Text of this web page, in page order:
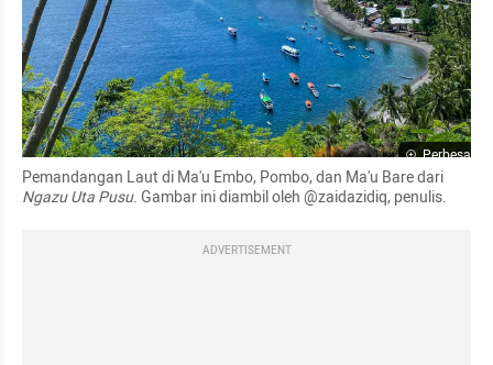
Perbesar
Ngazu Uta Pusu. Gambar ini diambil oleh @zaidazidiq, penulis.
ADVERTISEMENT